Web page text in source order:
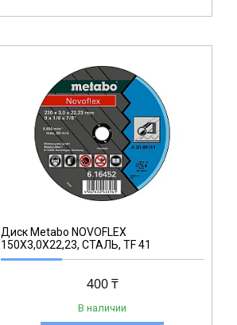
Диск Metabo NOVOFLEX
150X3,0X22,23, СТАЛЬ, TF 41
400 ₸
В наличии